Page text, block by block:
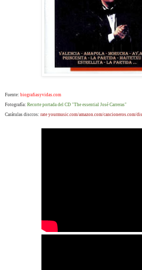
Fuente: biografiasyvidas.com
Fotografía: Recorte portada del CD "The essential José Carreras"
Carátulas disccos: rate yourmusic.com/amazon.com/cancioneros.com/